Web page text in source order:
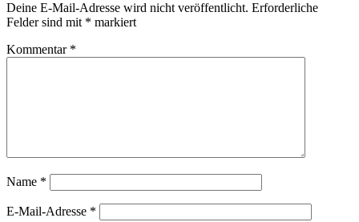
Deine E-Mail-Adresse wird nicht veröffentlicht. Erforderliche
Felder sind mit * markiert
Kommentar *
Name *
E-Mail-Adresse *